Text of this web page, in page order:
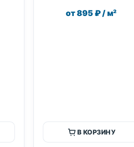
от 895 ₽ / м²
В КОРЗИНУ